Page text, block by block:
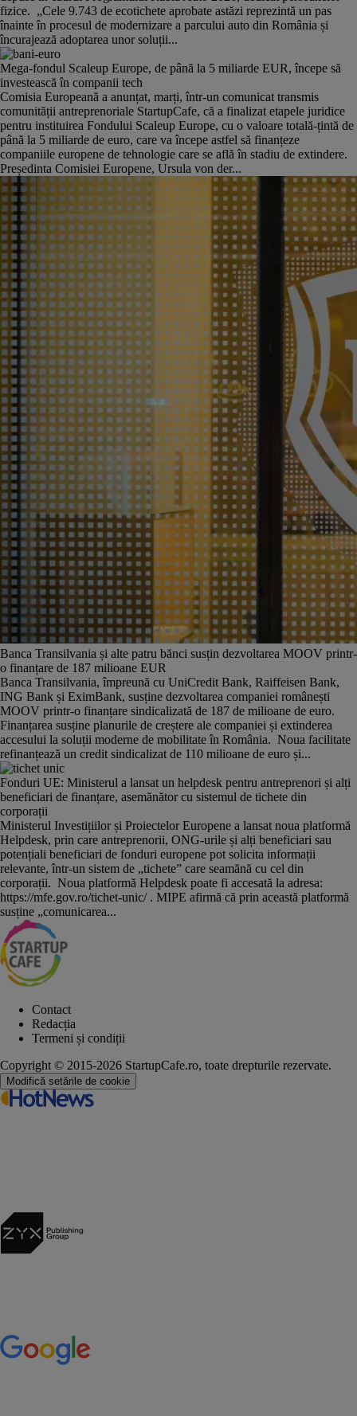
fizice. „Cele 9.743 de ecotichete aprobate astăzi reprezintă un pas
înainte în procesul de modernizare a parcului auto din România și
încurajează adoptarea unor soluții...
Mega-fondul Scaleup Europe, de până la 5 miliarde EUR, începe să
investească în companii tech
Comisia Europeană a anunțat, marți, într-un comunicat transmis
comunității antreprenoriale StartupCafe, că a finalizat etapele juridice
pentru instituirea Fondului Scaleup Europe, cu o valoare totală-țintă de
până la 5 miliarde de euro, care va începe astfel să finanțeze
companiile europene de tehnologie care se află în stadiu de extindere.
Președinta Comisiei Europene, Ursula von der...
Banca Transilvania și alte patru bănci susțin dezvoltarea MOOV printr-
o finanțare de 187 milioane EUR
Banca Transilvania, împreună cu UniCredit Bank, Raiffeisen Bank,
ING Bank și EximBank, susține dezvoltarea companiei românești
MOOV printr-o finanțare sindicalizată de 187 de milioane de euro.
Finanțarea susține planurile de creștere ale companiei și extinderea
accesului la soluții moderne de mobilitate în România. Noua facilitate
refinanțează un credit sindicalizat de 110 milioane de euro și...
Fonduri UE: Ministerul a lansat un helpdesk pentru antreprenori și alți
beneficiari de finanțare, asemănător cu sistemul de tichete din
corporații
Ministerul Investițiilor și Proiectelor Europene a lansat noua platformă
Helpdesk, prin care antreprenorii, ONG-urile și alți beneficiari sau
potențiali beneficiari de fonduri europene pot solicita informații
relevante, într-un sistem de „tichete” care seamănă cu cel din
corporații. Noua platformă Helpdesk poate fi accesată la adresa:
https://mfe.gov.ro/tichet-unic/ . MIPE afirmă că prin această platformă
susține „comunicarea...
Contact
Redacția
Termeni și condiții
Copyright © 2015-2026 StartupCafe.ro, toate drepturile rezervate.
Modifică setările de cookie